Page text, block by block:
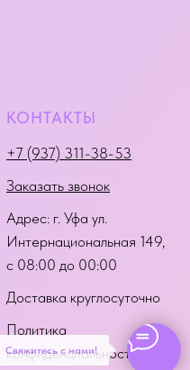
Свяжитесь с нами!
КОНТАКТЫ
+7 (937) 311-38-53
Заказать звонок
Адрес: г. Уфа ул.
Интернациональная 149,
с 08:00 до 00:00
Доставка круглосуточно
Политика
конфиденциальности